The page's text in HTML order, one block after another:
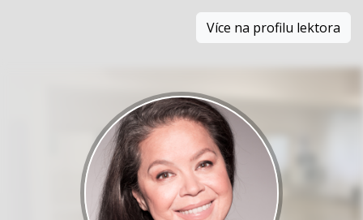
Více na profilu lektora